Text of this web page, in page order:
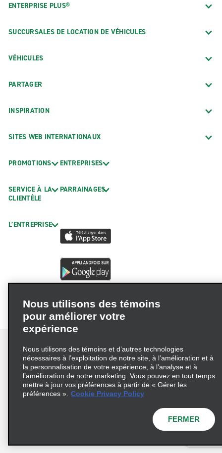
ENTERPRISE PLUS®
SUCCURSALES DE LOCATION DE VÉHICULES
VÉHICULES
PARTAGER
INSPIRATION
SITES WEB INTERNATIONAUX
PROMOTIONS
SERVICE À LA
CLIENTÈLE
L’ENTREPRISE
ENTREPRISES
PARRAINAGES
Conditions d’utilisation
Politique de confidentialité
Politique sur les fichiers témoins
© 2026 Enterprise Holdings, Inc. Tous droits réservés
Nous utilisons des témoins
pour améliorer votre
expérience
Nous utilisons des témoins et d’autres technologies
nécessaires à l’exploitation de notre site, à l’amélioration et à
la personnalisation de votre expérience, à l’analyse et à
l’amélioration de notre marketing. Vous pouvez en tout temps
mettre à jour vos préférences à partir de « Gérer les
préférences ». Cookie Privacy Policy
FERMER